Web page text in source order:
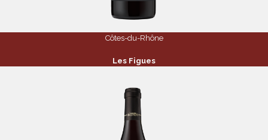
Côtes-du-Rhône
Les Figues